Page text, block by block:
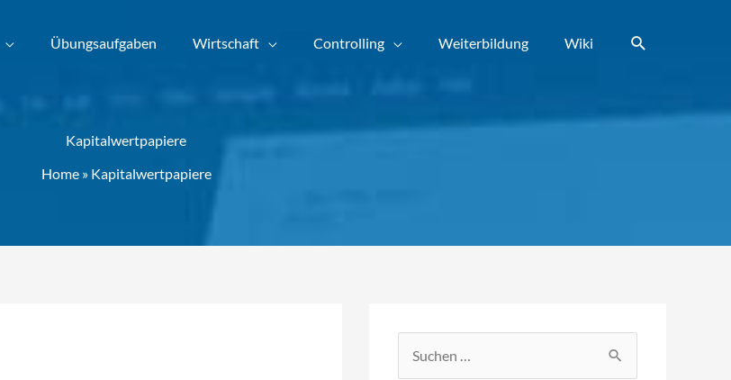
Übungsaufgaben Wirtschaft Controlling Weiterbildung Wiki Suchen
Kapitalwertpapiere
Home » Kapitalwertpapiere